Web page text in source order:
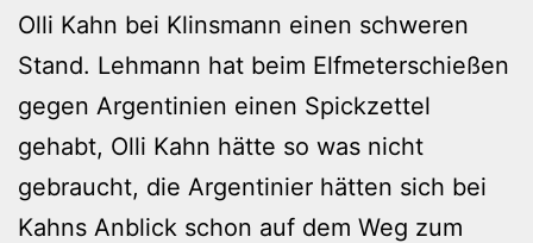
Olli Kahn bei Klinsmann einen schweren
Stand. Lehmann hat beim Elfmeterschießen
gegen Argentinien einen Spickzettel
gehabt, Olli Kahn hätte so was nicht
gebraucht, die Argentinier hätten sich bei
Kahns Anblick schon auf dem Weg zum